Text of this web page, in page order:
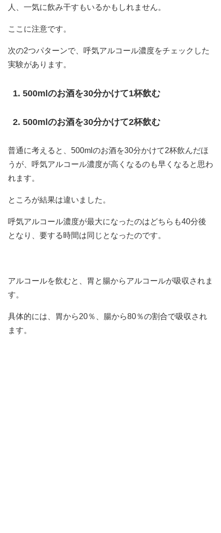
人、一気に飲み干すもいるかもしれません。
ここに注意です。
次の2つパターンで、呼気アルコール濃度をチェックした
実験があります。
500mlのお酒を30分かけて1杯飲む
500mlのお酒を30分かけて2杯飲む
普通に考えると、500mlのお酒を30分かけて2杯飲んだほ
うが、呼気アルコール濃度が高くなるのも早くなると思わ
れます。
ところが結果は違いました。
呼気アルコール濃度が最大になったのはどちらも40分後
となり、要する時間は同じとなったのです。
アルコールを飲むと、胃と腸からアルコールが吸収されま
す。
具体的には、胃から20％、腸から80％の割合で吸収され
ます。